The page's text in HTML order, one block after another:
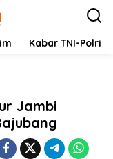
Kabar TNI-Polri
Jambi